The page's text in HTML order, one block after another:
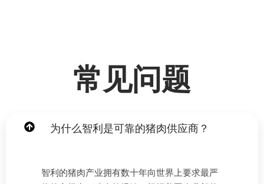
常见问题
为什么智利是可靠的猪肉供应商？
智利的猪肉产业拥有数十年向世界上要求最严